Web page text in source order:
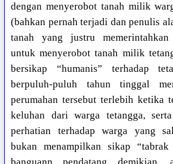
dengan menyerobot tanah milik
(bahkan pernah terjadi dan penulis
tanah yang justru
untuk menyerobot tanah milik
bersikap “humanis” terhadap
berpuluh-puluh tahun tinggal
perumahan tersebut terlebih ketika
keluhan dari warga tetangga,
perhatian terhadap warga yang
bukan menampilkan sikap